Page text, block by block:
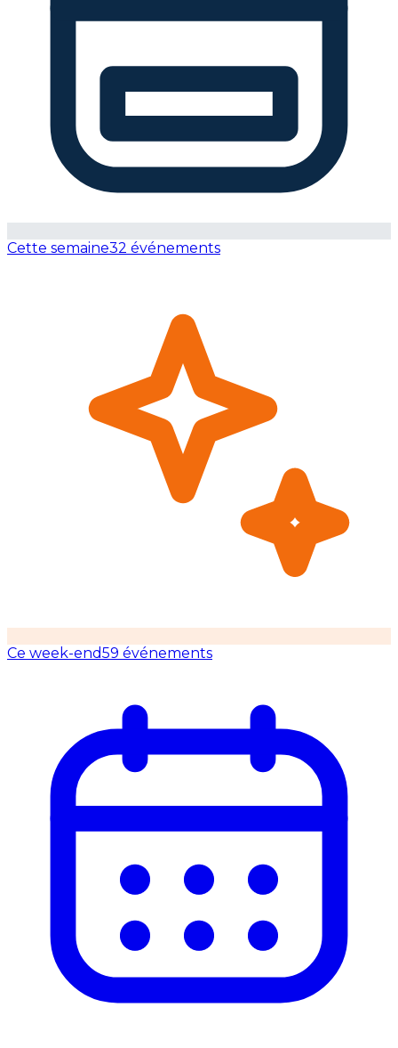
Cette semaine32 événements
Ce week-end59 événements